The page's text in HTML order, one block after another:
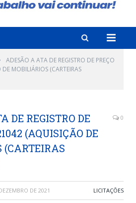
ADESÃO A ATA DE REGISTRO DE PREÇO
MOBILIÁRIOS (CARTEIRAS
DE REGISTRO DE
(AQUISIÇÃO DE
(CARTEIRAS
0
DE 2021 LICITAÇÕES